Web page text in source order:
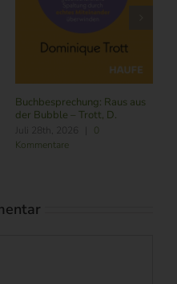
Buchbesprechung: Raus aus
der Bubble – Trott, D.
Juli 28th, 2026
0
Kommentare